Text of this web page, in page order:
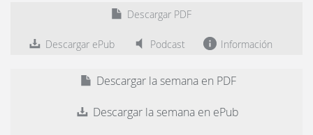
Descargar PDF
Descargar ePub Podcast Información
Descargar la semana en PDF
Descargar la semana en ePub